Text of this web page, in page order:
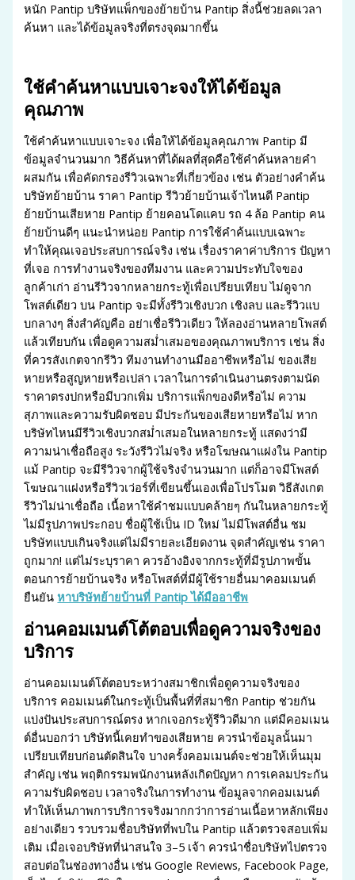
หนัก Pantip บริษัทแพ็กของย้ายบ้าน Pantip สิ่งนี้ช่วยลดเวลา
ค้นหา และได้ข้อมูลจริงที่ตรงจุดมากขึ้น
ใช้คำค้นหาแบบเจาะจงให้ได้ข้อมูล
คุณภาพ
ใช้คำค้นหาแบบเจาะจง เพื่อให้ได้ข้อมูลคุณภาพ Pantip มี
ข้อมูลจำนวนมาก วิธีค้นหาที่ได้ผลที่สุดคือใช้คำค้นหลายคำ
ผสมกัน เพื่อคัดกรองรีวิวเฉพาะที่เกี่ยวข้อง เช่น ตัวอย่างคำค้น
บริษัทย้ายบ้าน ราคา Pantip รีวิวย้ายบ้านเจ้าไหนดี Pantip
ย้ายบ้านเสียหาย Pantip ย้ายคอนโดแคบ รถ 4 ล้อ Pantip คน
ย้ายบ้านดีๆ แนะนำหน่อย Pantip การใช้คำค้นแบบเฉพาะ
ทำให้คุณเจอประสบการณ์จริง เช่น เรื่องราคาค่าบริการ ปัญหา
ที่เจอ การทำงานจริงของทีมงาน และความประทับใจของ
ลูกค้าเก่า อ่านรีวิวจากหลายกระทู้เพื่อเปรียบเทียบ ไม่ดูจาก
โพสต์เดียว บน Pantip จะมีทั้งรีวิวเชิงบวก เชิงลบ และรีวิวแบ
บกลางๆ สิ่งสำคัญคือ อย่าเชื่อรีวิวเดียว ให้ลองอ่านหลายโพสต์
แล้วเทียบกัน เพื่อดูความสม่ำเสมอของคุณภาพบริการ เช่น สิ่ง
ที่ควรสังเกตจากรีวิว ทีมงานทำงานมืออาชีพหรือไม่ ของเสีย
หายหรือสูญหายหรือเปล่า เวลาในการดำเนินงานตรงตามนัด
ราคาตรงปกหรือมีบวกเพิ่ม บริการแพ็กของดีหรือไม่ ความ
สุภาพและความรับผิดชอบ มีประกันของเสียหายหรือไม่ หาก
บริษัทไหนมีรีวิวเชิงบวกสม่ำเสมอในหลายกระทู้ แสดงว่ามี
ความน่าเชื่อถือสูง ระวังรีวิวไม่จริง หรือโฆษณาแฝงใน Pantip
แม้ Pantip จะมีรีวิวจากผู้ใช้จริงจำนวนมาก แต่ก็อาจมีโพสต์
โฆษณาแฝงหรือรีวิวเว่อร์ที่เขียนขึ้นเองเพื่อโปรโมต วิธีสังเกต
รีวิวไม่น่าเชื่อถือ เนื้อหาใช้คำชมแบบคล้ายๆ กันในหลายกระทู้
ไม่มีรูปภาพประกอบ ชื่อผู้ใช้เป็น ID ใหม่ ไม่มีโพสต์อื่น ชม
บริษัทแบบเกินจริงแต่ไม่มีรายละเอียดงาน จุดสำคัญเช่น ราคา
ถูกมาก! แต่ไม่ระบุราคา ควรอ้างอิงจากกระทู้ที่มีรูปภาพขั้น
ตอนการย้ายบ้านจริง หรือโพสต์ที่มีผู้ใช้รายอื่นมาคอมเมนต์
ยืนยันหาบริษัทย้ายบ้านที่ Pantip ได้มืออาชีพ
อ่านคอมเมนต์โต้ตอบเพื่อดูความจริงของ
บริการ
อ่านคอมเมนต์โต้ตอบระหว่างสมาชิกเพื่อดูความจริงของ
บริการ คอมเมนต์ในกระทู้เป็นพื้นที่ที่สมาชิก Pantip ช่วยกัน
แบ่งปันประสบการณ์ตรง หากเจอกระทู้รีวิวดีมาก แต่มีคอมเมน
ต์อื่นบอกว่า บริษัทนี้เคยทำของเสียหาย ควรนำข้อมูลนั้นมา
เปรียบเทียบก่อนตัดสินใจ บางครั้งคอมเมนต์จะช่วยให้เห็นมุม
สำคัญ เช่น พฤติกรรมพนักงานหลังเกิดปัญหา การเคลมประกัน
ความรับผิดชอบ เวลาจริงในการทำงาน ข้อมูลจากคอมเมนต์
ทำให้เห็นภาพการบริการจริงมากกว่าการอ่านเนื้อหาหลักเพียง
อย่างเดียว รวบรวมชื่อบริษัทที่พบใน Pantip แล้วตรวจสอบเพิ่ม
เติม เมื่อเจอบริษัทที่น่าสนใจ 3–5 เจ้า ควรนำชื่อบริษัทไปตรวจ
สอบต่อในช่องทางอื่น เช่น Google Reviews, Facebook Page,